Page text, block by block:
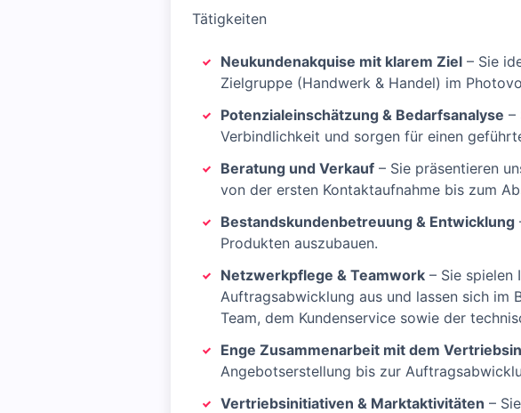
Tätigkeiten
Neukundenakquise mit klarem Ziel – Sie
Zielgruppe (Handwerk & Handel) im
Potenzialeinschätzung & Bedarfsanalyse –
Verbindlichkeit und sorgen für einen
Beratung und Verkauf – Sie präsentieren
von der ersten Kontaktaufnahme bis zum
Bestandskundenbetreuung & Entwicklung
Produkten auszubauen.
Netzwerkpflege & Teamwork – Sie spielen
Auftragsabwicklung aus und lassen sich
Team, dem Kundenservice sowie der
Enge Zusammenarbeit mit dem
Angebotserstellung bis zur
Vertriebsinitiativen & Marktaktivitäten –